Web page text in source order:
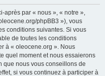
après par « nous », « notre »,
phpBB3 »), vous
conditions suivantes. Si vous
de toutes les conditions
à « oleocene.org ». Nous
quel moment et nous essaierons
que nous vous conseillons de
si vous continuez à participer à